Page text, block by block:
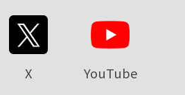
X YouTube